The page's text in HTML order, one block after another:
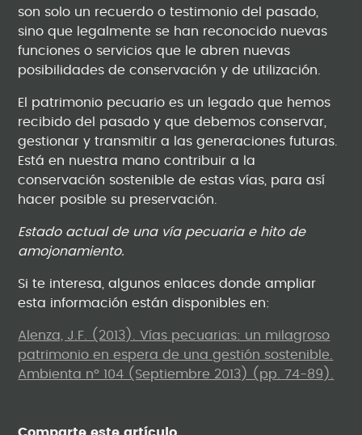
son solo un recuerdo o testimonio del pasado,
sino que legalmente se han reconocido nuevas
funciones o servicios que le abren nuevas
posibilidades de conservación y de utilización.
El patrimonio pecuario es un legado que hemos
recibido del pasado y que debemos conservar,
gestionar y transmitir a las generaciones futuras.
Está en nuestra mano contribuir a la
conservación sostenible de estas vías, para así
hacer posible su preservación.
Estado actual de una vía pecuaria e hito de
amojonamiento.
Si te interesa, algunos enlaces donde ampliar
esta información están disponibles en:
Alenza, J.F. (2013). Vías pecuarias: un milagroso
patrimonio en espera de una gestión sostenible.
Ambienta nº 104 (Septiembre 2013) (pp. 74-89).